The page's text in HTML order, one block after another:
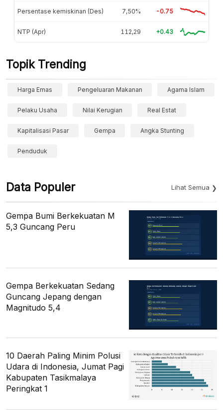
Persentase kemiskinan (Des) 7,50% -0.75
NTP (Apr) 112,29 +0.43
Topik Trending
Harga Emas Pengeluaran Makanan Agama Islam
Pelaku Usaha Nilai Kerugian Real Estat
Kapitalisasi Pasar Gempa Angka Stunting
Penduduk
Data Populer Lihat Semua
Gempa Bumi Berkekuatan M
5,3 Guncang Peru
Gempa Berkekuatan Sedang
Guncang Jepang dengan
Magnitudo 5,4
10 Daerah Paling Minim Polusi
Udara di Indonesia, Jumat Pagi
Kabupaten Tasikmalaya
Peringkat 1